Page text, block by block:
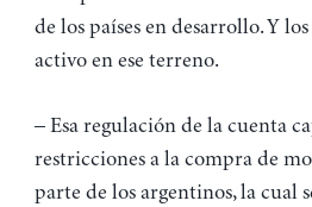
de los países en desarrollo. Y
activo en ese terreno.
– Esa regulación de la cuenta
restricciones a la compra de
parte de los argentinos, la cual